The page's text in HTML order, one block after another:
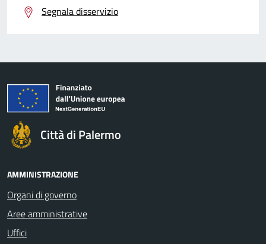
Segnala disservizio
Città di Palermo
AMMINISTRAZIONE
Organi di governo
Aree amministrative
Uffici